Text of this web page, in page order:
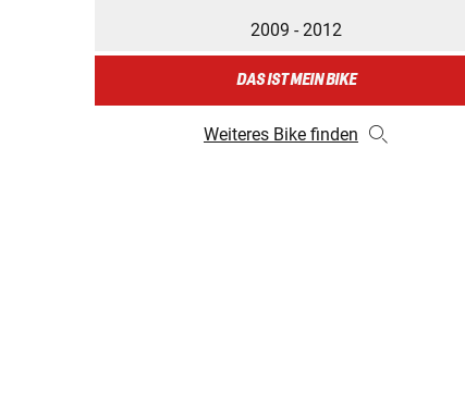
2009 - 2012
DAS IST MEIN BIKE
Weiteres Bike finden